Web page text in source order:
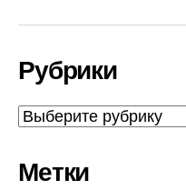
Рубрики
Рубрики
Метки